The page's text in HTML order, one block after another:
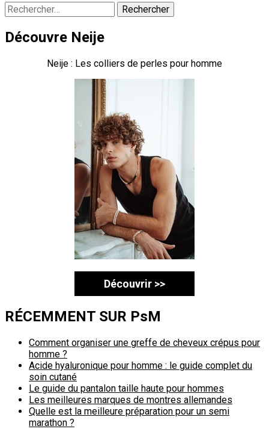
Rechercher :
Découvre Neije
Neije : Les colliers de perles pour homme
Découvrir >>
RÉCEMMENT SUR PsM
Comment organiser une greffe de cheveux crépus pour
homme ?
Acide hyaluronique pour homme : le guide complet du
soin cutané
Le guide du pantalon taille haute pour hommes
Les meilleures marques de montres allemandes
Quelle est la meilleure préparation pour un semi
marathon ?